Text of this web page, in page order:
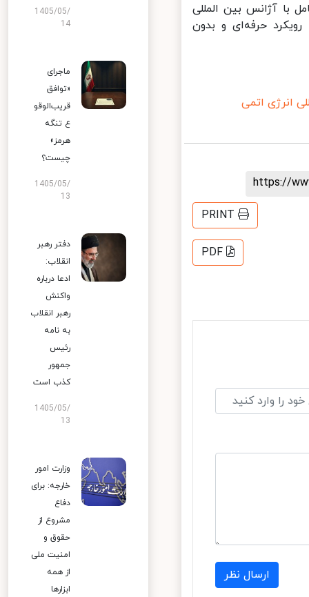
با آژانس بین المللی
حرفه‌ای و بدون
انرژی اتمی
https://
PRINT
PDF
ارسال نظر
1405/05/
14
ماجرای
«توافق
قریب‌الوقو
ع تنگه
هرمز»
چیست؟
1405/05/
13
دفتر رهبر
انقلاب:
ادعا درباره
واکنش
رهبر انقلاب
به نامه
رئیس
جمهور
کذب است
1405/05/
13
وزارت امور
خارجه: برای
دفاع
مشروع از
حقوق و
امنیت ملی
از همه
ابزارها